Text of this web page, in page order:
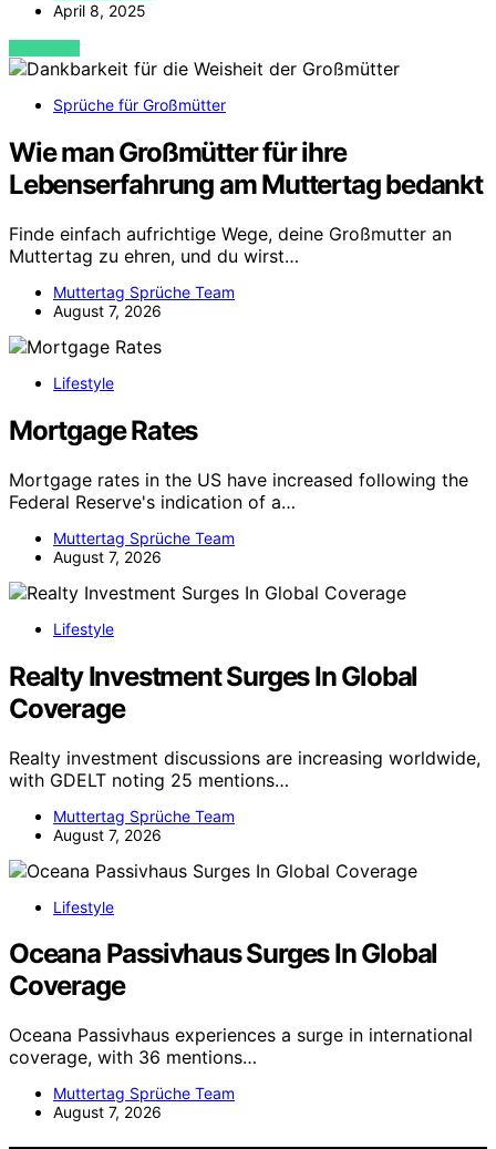
April 8, 2025
VIEW POST
Sprüche für Großmütter
Wie man Großmütter für ihre
Lebenserfahrung am Muttertag bedankt
Finde einfach aufrichtige Wege, deine Großmutter an
Muttertag zu ehren, und du wirst…
Muttertag Sprüche Team
August 7, 2026
Lifestyle
Mortgage Rates
Mortgage rates in the US have increased following the
Federal Reserve's indication of a…
Muttertag Sprüche Team
August 7, 2026
Lifestyle
Realty Investment Surges In Global
Coverage
Realty investment discussions are increasing worldwide,
with GDELT noting 25 mentions…
Muttertag Sprüche Team
August 7, 2026
Lifestyle
Oceana Passivhaus Surges In Global
Coverage
Oceana Passivhaus experiences a surge in international
coverage, with 36 mentions…
Muttertag Sprüche Team
August 7, 2026